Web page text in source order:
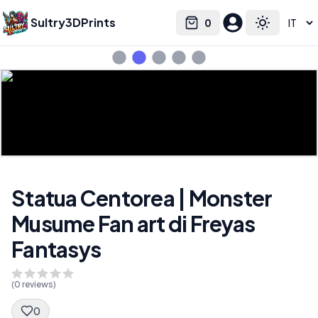
Sultry3DPrints 0
Cart Toggle
Select language
Statua Centorea | Monster
Musume Fan art di Freyas
Fantasys
(0 reviews)
0